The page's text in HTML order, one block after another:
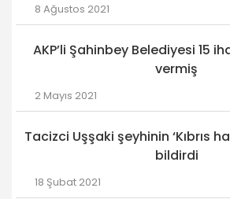
8 Ağustos 2021
AKP’li Şahinbey Belediyesi 15
vermiş
2 Mayıs 2021
Tacizci Uşşaki şeyhinin ‘Kıbrıs
bildirdi
18 Şubat 2021